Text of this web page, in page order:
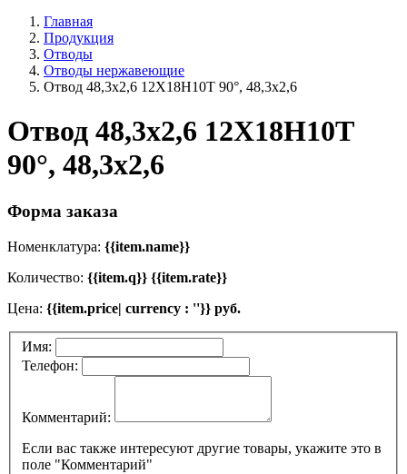
Главная
Продукция
Отводы
Отводы нержавеющие
Отвод 48,3х2,6 12Х18Н10Т 90°, 48,3х2,6
Отвод 48,3х2,6 12Х18Н10Т
90°, 48,3х2,6
Форма заказа
Номенклатура: {{item.name}}
Количество: {{item.q}} {{item.rate}}
Цена: {{item.price| currency : ''}} руб.
Имя:
Телефон:
Комментарий:
Если вас также интересуют другие товары, укажите это в
поле "Комментарий"